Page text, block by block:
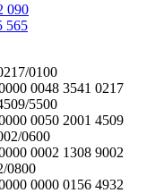
090
565
0100
0048 3541 0217
5500
0050 2001 4509
0600
0002 1308 9002
0800
0000 0156 4932